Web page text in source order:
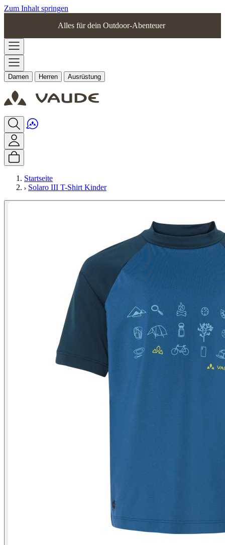
Zum Inhalt springen
Alles für dein Outdoor-Abenteuer
Damen Herren Ausrüstung
Startseite
Solaro III T-Shirt Kinder